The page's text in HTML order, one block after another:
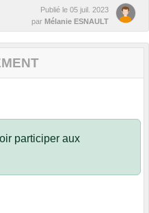
Publié le 05 juil. 2023
par Mélanie ESNAULT
participer aux